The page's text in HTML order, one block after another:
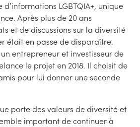
LGBTQIA+, unique
Après plus de 20 ans
et de discussions sur la diversité
était en passe de disparaître.
un entrepreneur et investisseur de
le projet en 2018. Il choisit de
pour lui donner une seconde
porte des valeurs de diversité et
important de continuer à